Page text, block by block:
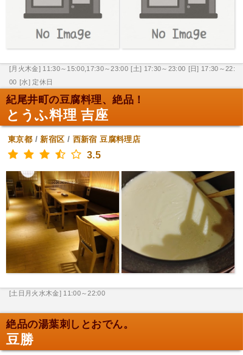
[月火木金] 11:30～15:00,17:30～23:00 [土] 17:30～23:00 [日] 17:30～22:
00 [水] 定休日
紀尾井町の豆腐料理、絶品！
とうふ料理 吉座
東京都 /新宿区 / 西新宿 豆腐料理店
3.5
[土日月火水木金] 11:00～22:00
絶品の湯葉刺しとおでん。
豆勝